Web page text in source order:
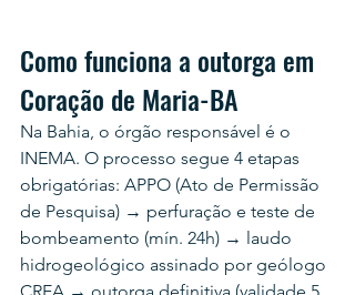
Como funciona a outorga em
Coração de Maria-BA
Na Bahia, o órgão responsável é o
INEMA. O processo segue 4 etapas
obrigatórias: APPO (Ato de Permissão
de Pesquisa) → perfuração e teste de
bombeamento (mín. 24h) → laudo
hidrogeológico assinado por geólogo